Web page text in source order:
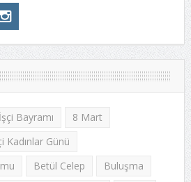
Bayramı
8 Mart
Kadınlar Günü
Betül Celep
Buluşma